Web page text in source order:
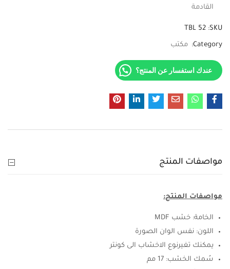
القادمة
SKU:
TBL 52
Category: مكتب
عندك استفسار عن المنتج؟
مواصفات المنتج
مواصفات المنتج:
الخامة: خشب MDF
اللون: نفس الوان الصورة
يمكنك تغيرنوع الاخشاب الى كونتر
سُمك الخشب: 17 مم